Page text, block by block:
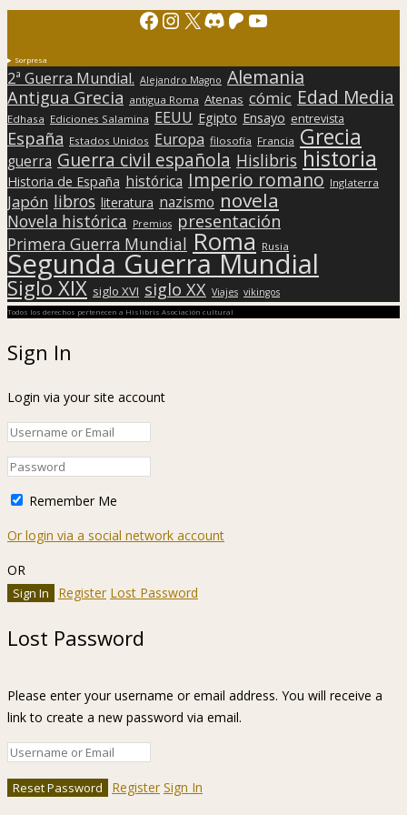
Facebook
Instagram
X Discord
Patreon
YouTube
Sorpresa
2ª Guerra Mundial. Alejandro Magno Alemania
Antigua Grecia antigua Roma Atenas cómic Edad Media
Edhasa Ediciones Salamina EEUU Egipto Ensayo entrevista
España Estados Unidos Europa filosofía Francia Grecia
guerra Guerra civil española Hislibris historia
Historia de España histórica Imperio romano Inglaterra
Japón libros literatura nazismo novela
Novela histórica Premios presentación
Primera Guerra Mundial Roma Rusia
Segunda Guerra Mundial
Siglo XIX siglo XVI siglo XX Viajes vikingos
Todos los derechos pertenecen a Hislibris Asociación cultural
Sign In
Login via your site account
Remember Me
Or login via a social network account
OR
Register Lost Password
Lost Password
Please enter your username or email address. You will receive a
link to create a new password via email.
Register Sign In